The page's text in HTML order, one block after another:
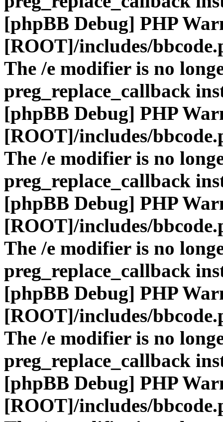
[phpBB Debug] PHP
[ROOT]/includes/
The /e modifier is no
preg_replace_callback
[phpBB Debug] PHP
[ROOT]/includes/
The /e modifier is no
preg_replace_callback
[phpBB Debug] PHP
[ROOT]/includes/
The /e modifier is no
preg_replace_callback
[phpBB Debug] PHP
[ROOT]/includes/
The /e modifier is no
preg_replace_callback
[phpBB Debug] PHP
[ROOT]/includes/